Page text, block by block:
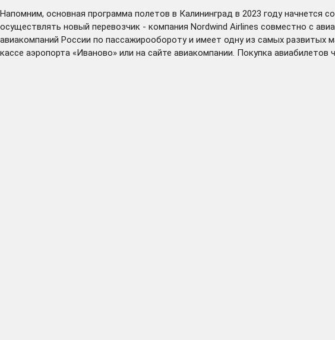
Напомним, основная программа полетов в Калининград в 2023 годуначнется
осуществлять новый перевозчик - компания Nordwind Airlines совместно с
авиакомпаний России по пассажирообороту и имеет одну из самых развитых
кассе аэропорта «Иваново» или на сайте авиакомпании. Покупка